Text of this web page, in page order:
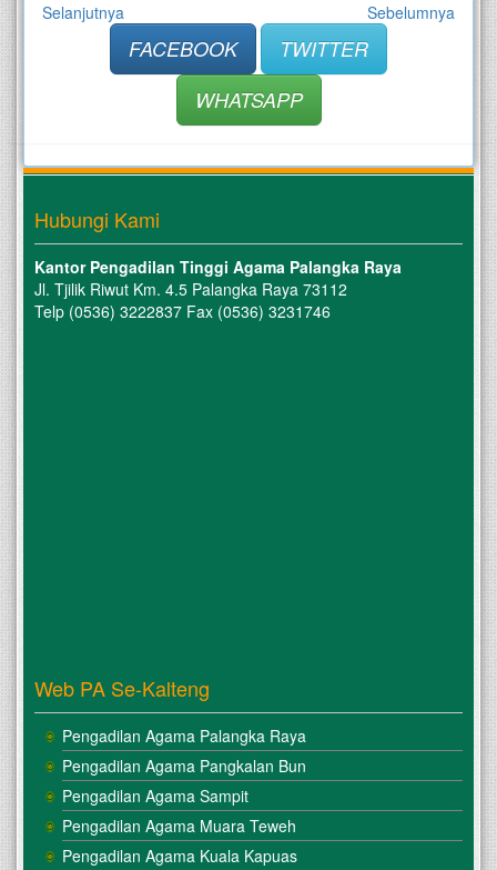
Selanjutnya
Sebelumnya
FACEBOOK
TWITTER
WHATSAPP
Hubungi Kami
Kantor Pengadilan Tinggi Agama Palangka Raya
Jl. Tjilik Riwut Km. 4.5 Palangka Raya 73112
Telp (0536) 3222837 Fax (0536) 3231746
Web PA Se-Kalteng
Pengadilan Agama Palangka Raya
Pengadilan Agama Pangkalan Bun
Pengadilan Agama Sampit
Pengadilan Agama Muara Teweh
Pengadilan Agama Kuala Kapuas